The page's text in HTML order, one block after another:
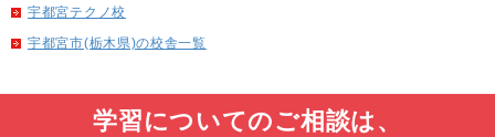
宇都宮テクノ校
宇都宮市(栃木県)の校舎一覧
学習についてのご相談は、